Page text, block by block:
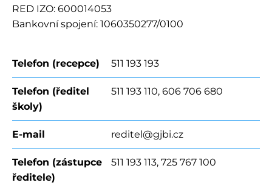
RED IZO: 600014053
Bankovní spojení: 1060350277/0100
Telefon (recepce) 511 193 193
Telefon (ředitel
školy)
511 193 110, 606 706 680
E-mail reditel@gjbi.cz
Telefon (zástupce
ředitele)
511 193 113, 725 767 100